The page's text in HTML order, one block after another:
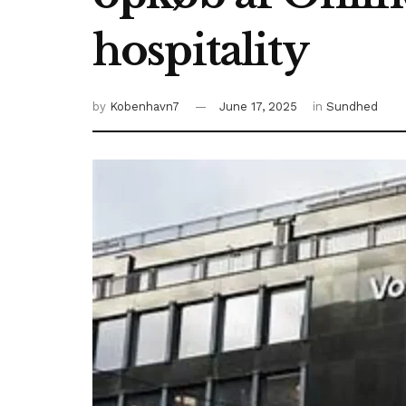
hospitality
by Kobenhavn7 June 17, 2025 in Sundhed